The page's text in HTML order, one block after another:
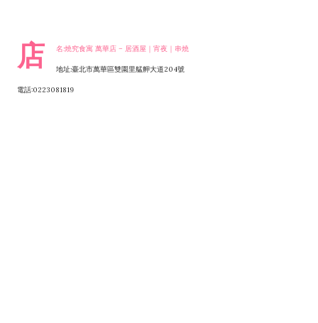
店 名:燒究食寓 萬華店 – 居酒屋｜宵夜｜串燒
地址:臺北市萬華區雙園里艋舺大道204號
電話:0223081819